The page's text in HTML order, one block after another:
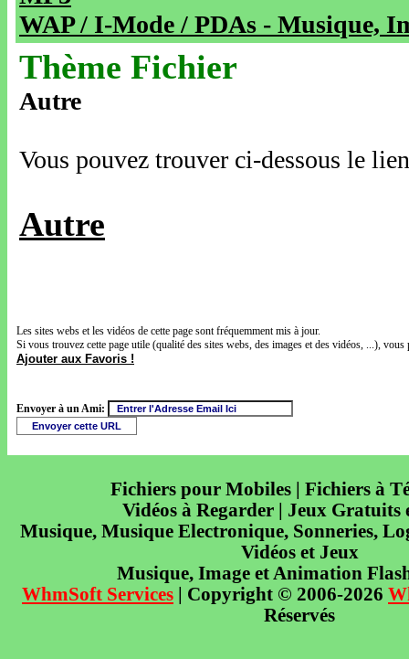
WAP / I-Mode / PDAs - Musique,
Thème Fichier
Autre
Vous pouvez trouver ci-dessous le
Autre
Les sites webs et les vidéos de cette page sont fréquemment mis à jour.
Si vous trouvez cette page utile (qualité des sites webs, des images et des vidéos, ...),
Ajouter aux Favoris !
Envoyer à un Ami:
Fichiers pour Mobiles | Fichiers à
Vidéos à Regarder | Jeux Gratuits
Musique, Musique Electronique, Sonneries,
Vidéos et Jeux
Musique, Image et Animation
WhmSoft Services | Copyright © 2006-2026
Réservés